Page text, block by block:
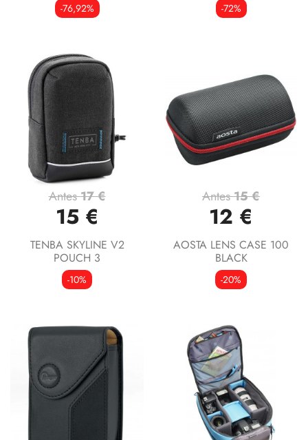
-76,92% -72%
Antes17 €
15 €
TENBA SKYLINE V2
POUCH 3
-10%
Antes15 €
12 €
AOSTA LENS CASE 100
BLACK
-20%